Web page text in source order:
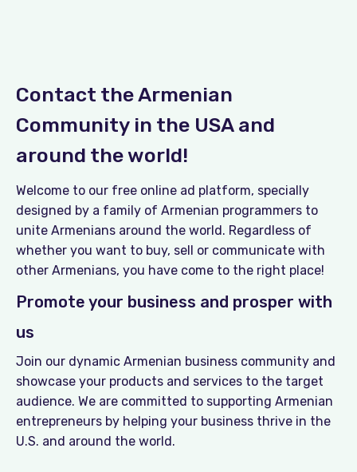
Contact the Armenian
Community in the USA and
around the world!
Welcome to our free online ad platform, specially
designed by a family of Armenian programmers to
unite Armenians around the world. Regardless of
whether you want to buy, sell or communicate with
other Armenians, you have come to the right place!
Promote your business and prosper with
us
Join our dynamic Armenian business community and
showcase your products and services to the target
audience. We are committed to supporting Armenian
entrepreneurs by helping your business thrive in the
U.S. and around the world.